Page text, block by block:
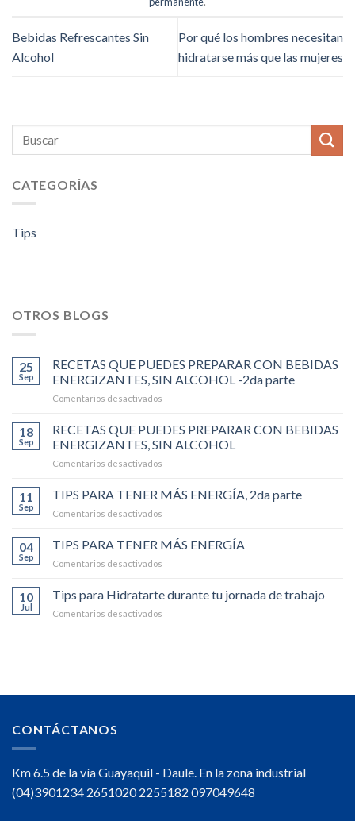
Bebidas Refrescantes Sin
Alcohol
Por qué los hombres necesitan
hidratarse más que las mujeres
CATEGORÍAS
Tips
OTROS BLOGS
25
Sep
RECETAS QUE PUEDES PREPARAR CON BEBIDAS
ENERGIZANTES, SIN ALCOHOL -2da parte
Comentarios desactivados
QUE
PUEDES
PREPARAR
ENERGIZANTES,
parte
18
Sep
RECETAS QUE PUEDES PREPARAR CON BEBIDAS
ENERGIZANTES, SIN ALCOHOL
Comentarios desactivados
QUE
PUEDES
BEBIDAS
11
Sep
TIPS PARA TENER MÁS ENERGÍA, 2da parte
Comentarios desactivados
PARA
TENER
2da
04
Sep
TIPS PARA TENER MÁS ENERGÍA
Comentarios desactivados
PARA
TENER
10
Jul
Tips para Hidratarte durante tu jornada de trabajo
Comentarios desactivados
jornada
CONTÁCTANOS
Km 6.5 de la vía Guayaquil - Daule. En la zona industrial
(04)3901234 2651020 2255182 097049648